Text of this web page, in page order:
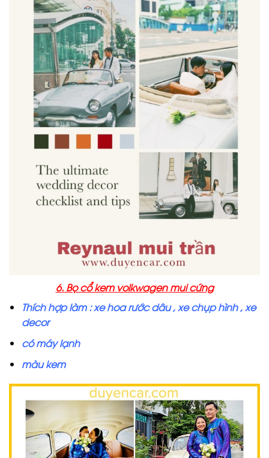
6. Bọ cổ kem volkwagen mui cứng
Thích hợp làm : xe hoa rước dâu , xe chụp hình , xe
decor
có máy lạnh
màu kem